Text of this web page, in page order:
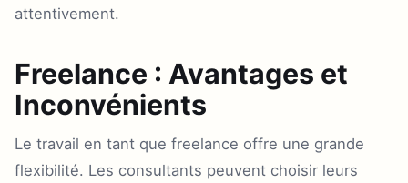
attentivement.
Freelance : Avantages et
Inconvénients
Le travail en tant que freelance offre une grande
flexibilité. Les consultants peuvent choisir leurs